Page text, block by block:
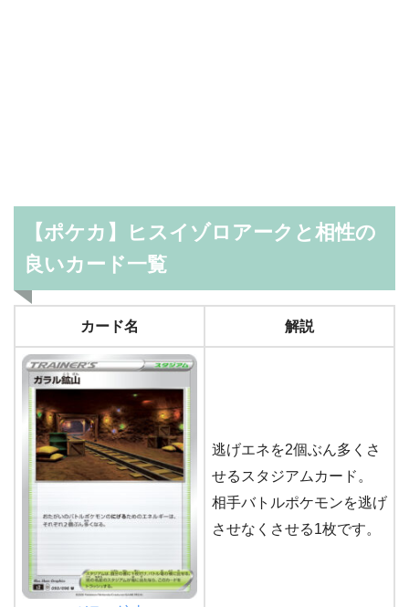
【ポケカ】ヒスイゾロアークと相性の
良いカード一覧
カード名 解説
逃げエネを2個ぶん多くさ
せるスタジアムカード。
相手バトルポケモンを逃げ
させなくさせる1枚です。